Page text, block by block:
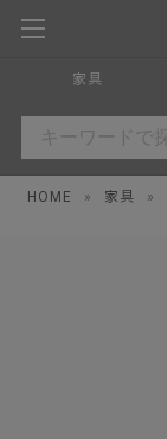
家具
HOME » 家具 »